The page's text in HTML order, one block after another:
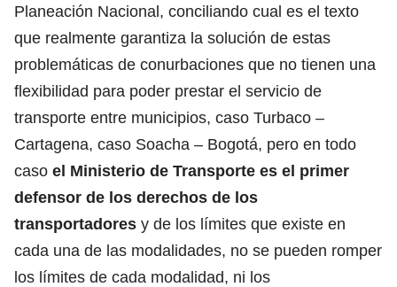
Planeación Nacional, conciliando cual es el texto
que realmente garantiza la solución de estas
problemáticas de conurbaciones que no tienen una
flexibilidad para poder prestar el servicio de
transporte entre municipios, caso Turbaco –
Cartagena, caso Soacha – Bogotá, pero en todo
caso el Ministerio de Transporte es el primer
defensor de los derechos de los
transportadores y de los límites que existe en
cada una de las modalidades, no se pueden romper
los límites de cada modalidad, ni los